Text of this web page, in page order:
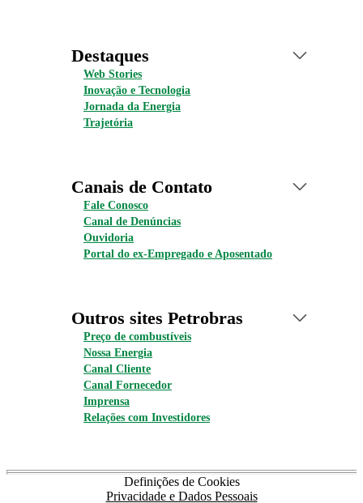
Destaques
Web Stories
Inovação e Tecnologia
Jornada da Energia
Trajetória
Canais de Contato
Fale Conosco
Canal de Denúncias
Ouvidoria
Portal do ex-Empregado e Aposentado
Outros sites Petrobras
Preço de combustíveis
Nossa Energia
Canal Cliente
Canal Fornecedor
Imprensa
Relações com Investidores
Definições de Cookies
Privacidade e Dados Pessoais